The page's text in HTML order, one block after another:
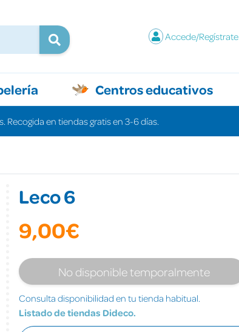
Accede/Regístrate
Centros educativos
en tiendas gratis en 3-6 días.
Leco 6
9,00€
No disponible temporalmente
Consulta disponibilidad en tu tienda habitual.
Listado de tiendas Dideco.